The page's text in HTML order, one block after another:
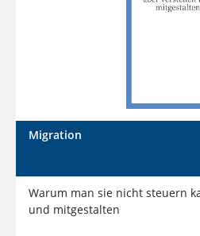
Migration
Warum man sie nicht steuern
und mitgestalten